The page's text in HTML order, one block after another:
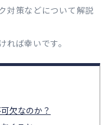
対策などについて解説
ば幸いです。
欠なのか？